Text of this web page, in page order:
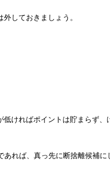
しておきましょう。
ければポイントは貯まらず、
れば、真っ先に断捨離候補に